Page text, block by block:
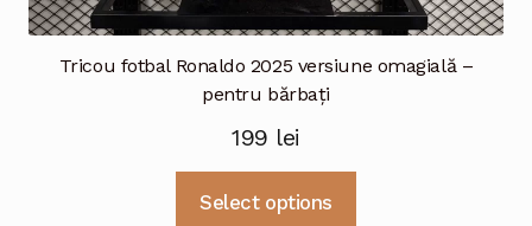
Tricou fotbal Ronaldo 2025 versiune omagială –
pentru bărbați
199 lei
Select options